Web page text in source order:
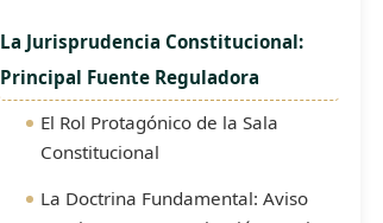
La Jurisprudencia Constitucional:
Principal Fuente Reguladora
El Rol Protagónico de la Sala
Constitucional
La Doctrina Fundamental: Aviso